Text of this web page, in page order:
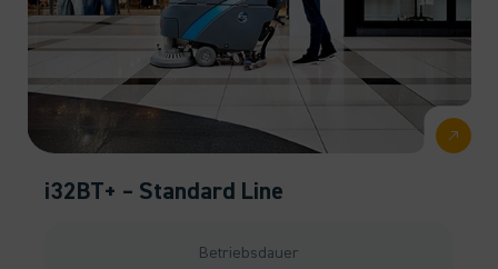
i32BT+ – Standard Line
Betriebsdauer